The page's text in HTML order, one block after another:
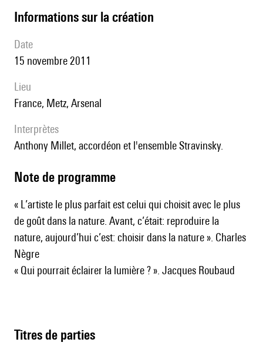
informations sur la création
date
15 novembre 2011
lieu
France, Metz, Arsenal
interprètes
Anthony Millet, accordéon et l'ensemble Stravinsky.
Note de programme
« L’artiste le plus parfait est celui qui choisit avec le plus
de goût dans la nature. Avant, c’était: reproduire la
nature, aujourd’hui c’est: choisir dans la nature ». Charles
Nègre
« Qui pourrait éclairer la lumière ? ». Jacques Roubaud
Titres de parties